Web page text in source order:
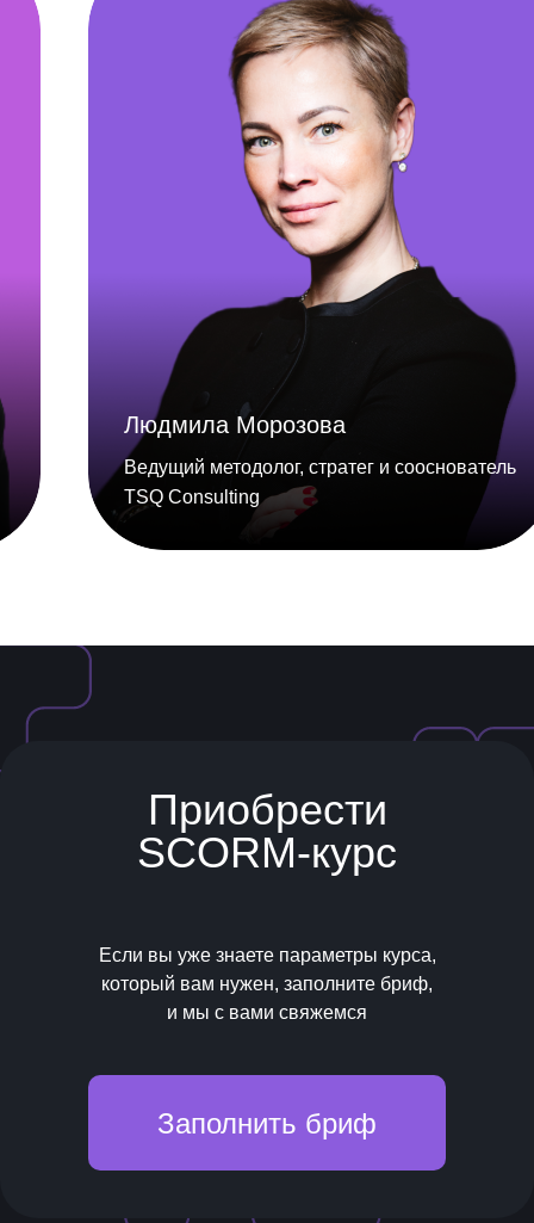
Людмила Морозова
Ведущий методолог, стратег и сооснователь
TSQ Consulting
Приобрести
SCORM-курс
Если вы уже знаете параметры курса,
который вам нужен, заполните бриф,
и мы с вами свяжемся
Заполнить бриф